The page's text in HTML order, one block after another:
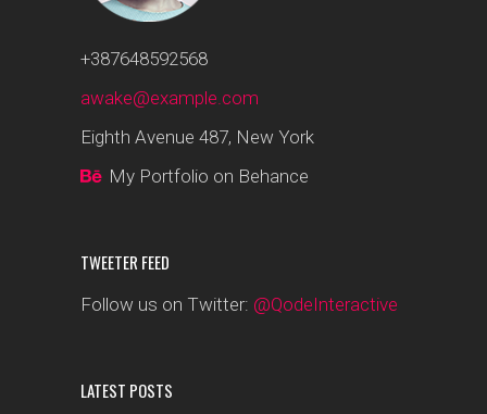
+387648592568
awake@example.com
Eighth Avenue 487, New York
My Portfolio on Behance
TWEETER FEED
Follow us on Twitter: @QodeInteractive
LATEST POSTS